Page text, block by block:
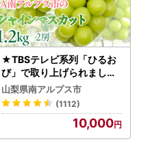
★TBSテレビ系列「ひるお
び」で取り上げられました
！★＜2026年発送先行予
約＞絶品！南アルプス市産
シャインマスカット1.2kg A
LPAA003 | 人気 山梨産 高
評価 ランキング おすすめ |
山梨県南アルプス市
(1112)
10,000